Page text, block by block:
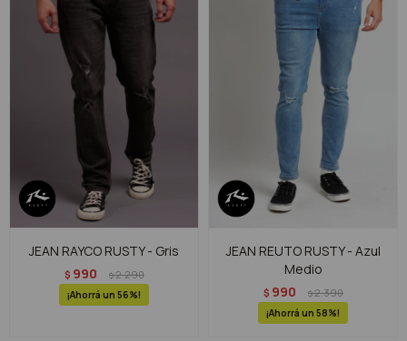
JEAN RAYCO RUSTY - Gris
$ 990 $2.290
56
JEAN REUTO RUSTY - Azul
Medio
$ 990 $2.390
58